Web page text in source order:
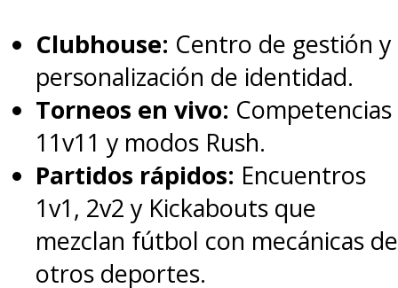
Clubhouse: Centro de gestión y
personalización de identidad.
Torneos en vivo: Competencias
11v11 y modos Rush.
Partidos rápidos: Encuentros
1v1, 2v2 y Kickabouts que
mezclan fútbol con mecánicas de
otros deportes.